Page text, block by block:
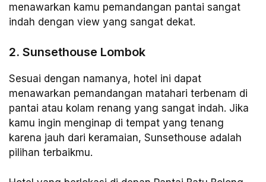
menawarkan kamu pemandangan pantai sangat
indah dengan view yang sangat dekat.
2. Sunsethouse Lombok
Sesuai dengan namanya, hotel ini dapat
menawarkan pemandangan matahari terbenam di
pantai atau kolam renang yang sangat indah. Jika
kamu ingin menginap di tempat yang tenang
karena jauh dari keramaian, Sunsethouse adalah
pilihan terbaikmu.